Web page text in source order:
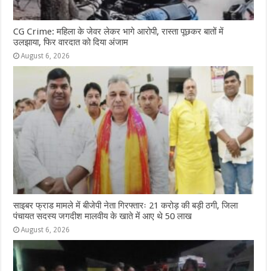
CG Crime: महिला के जेवर लेकर भागे आरोपी, रास्ता पूछकर बातों में
उलझाया, फिर वारदात को दिया अंजाम
August 6, 2026
साइबर फ्राड मामले में बीजेपी नेता गिरफ्तारः 21 करोड़ की बड़ी ठगी, जिला
पंचायत सदस्य जगदीश मालवीय के खाते में आए थे 50 लाख
August 6, 2026